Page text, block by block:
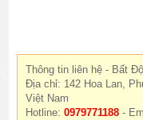
Thông tin liên hệ - Bất
Địa chỉ: 142 Hoa Lan,
Việt Nam
Hotline:0979771188 -